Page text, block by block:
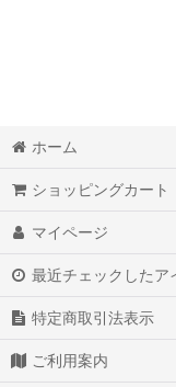
ホーム
ショッピングカート
マイページ
最近チェックしたア
特定商取引法表示
ご利用案内